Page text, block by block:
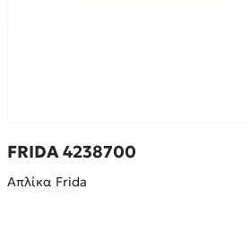
FRIDA 4238700
Απλίκα Frida